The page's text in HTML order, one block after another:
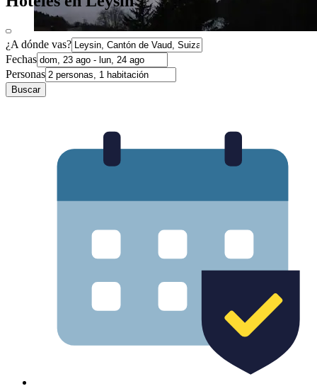
¿A dónde vas?
Fechas
Personas
Buscar